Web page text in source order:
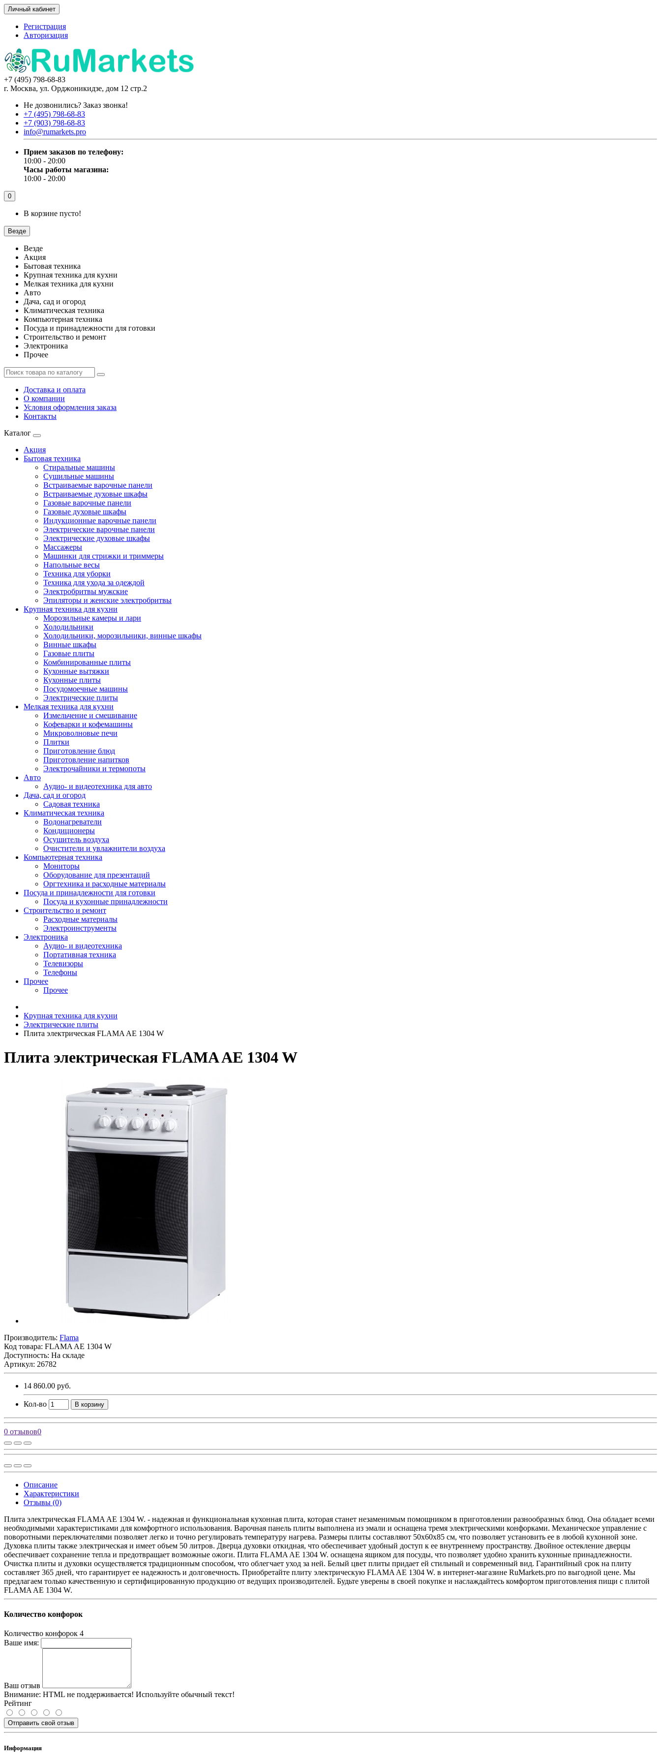
Личный кабинет
Регистрация
Авторизация
+7 (495) 798-68-83
г. Москва, ул. Орджоникидзе, дом 12 стр.2
Не дозвонились? Заказ звонка!
+7 (495) 798-68-83
+7 (903) 798-68-83
info@rumarkets.pro
Прием заказов по телефону:
10:00 - 20:00
Часы работы магазина:
10:00 - 20:00
0
В корзине пусто!
Везде
Везде
Акция
Бытовая техника
Крупная техника для кухни
Мелкая техника для кухни
Авто
Дача, сад и огород
Климатическая техника
Компьютерная техника
Посуда и принадлежности для готовки
Строительство и ремонт
Электроника
Прочее
Доставка и оплата
О компании
Условия оформления заказа
Контакты
Каталог
Акция
Бытовая техника
Стиральные машины
Сушильные машины
Встраиваемые варочные панели
Встраиваемые духовые шкафы
Газовые варочные панели
Газовые духовые шкафы
Индукционные варочные панели
Электрические варочные панели
Электрические духовые шкафы
Массажеры
Машинки для стрижки и триммеры
Напольные весы
Техника для уборки
Техника для ухода за одеждой
Электробритвы мужские
Эпиляторы и женские электробритвы
Крупная техника для кухни
Морозильные камеры и лари
Холодильники
Холодильники, морозильники, винные шкафы
Винные шкафы
Газовые плиты
Комбинированные плиты
Кухонные вытяжки
Кухонные плиты
Посудомоечные машины
Электрические плиты
Мелкая техника для кухни
Измельчение и смешивание
Кофеварки и кофемашины
Микроволновые печи
Плитки
Приготовление блюд
Приготовление напитков
Электрочайники и термопоты
Авто
Аудио- и видеотехника для авто
Дача, сад и огород
Садовая техника
Климатическая техника
Водонагреватели
Кондиционеры
Осушитель воздуха
Очистители и увлажнители воздуха
Компьютерная техника
Мониторы
Оборудование для презентаций
Оргтехника и расходные материалы
Посуда и принадлежности для готовки
Посуда и кухонные принадлежности
Строительство и ремонт
Расходные материалы
Электроинструменты
Электроника
Аудио- и видеотехника
Портативная техника
Телевизоры
Телефоны
Прочее
Прочее
Крупная техника для кухни
Электрические плиты
Плита электрическая FLAMA AE 1304 W
Плита электрическая FLAMA AE 1304 W
Производитель: Flama
Код товара: FLAMA AE 1304 W
Доступность: На складе
Артикул: 26782
14 860.00 руб.
Кол-во В корзину
0 отзывов0
Описание
Характеристики
Отзывы (0)
Плита электрическая FLAMA AE 1304 W. - надежная и функциональная кухонная плита, которая станет незаменимым помощником в приготовлении разнообразных блюд. Она обладает всеми
необходимыми характеристиками для комфортного использования. Варочная панель плиты выполнена из эмали и оснащена тремя электрическими конфорками. Механическое управление с
поворотными переключателями позволяет легко и точно регулировать температуру нагрева. Размеры плиты составляют 50x60x85 см, что позволяет установить ее в любой кухонной зоне.
Духовка плиты также электрическая и имеет объем 50 литров. Дверца духовки откидная, что обеспечивает удобный доступ к ее внутреннему пространству. Двойное остекление дверцы
обеспечивает сохранение тепла и предотвращает возможные ожоги. Плита FLAMA AE 1304 W. оснащена ящиком для посуды, что позволяет удобно хранить кухонные принадлежности.
Очистка плиты и духовки осуществляется традиционным способом, что облегчает уход за ней. Белый цвет плиты придает ей стильный и современный вид. Гарантийный срок на плиту
составляет 365 дней, что гарантирует ее надежность и долговечность. Приобретайте плиту электрическую FLAMA AE 1304 W. в интернет-магазине RuMarkets.pro по выгодной цене. Мы
предлагаем только качественную и сертифицированную продукцию от ведущих производителей. Будьте уверены в своей покупке и наслаждайтесь комфортом приготовления пищи с плитой
FLAMA AE 1304 W.
Количество конфорок
Количество конфорок 4
Ваше имя:
Ваш отзыв
Внимание: HTML не поддерживается! Используйте обычный текст!
Рейтинг
Отправить свой отзыв
Информация